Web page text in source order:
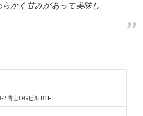
かく甘みがあって美味し
2 青山OGビル B1F